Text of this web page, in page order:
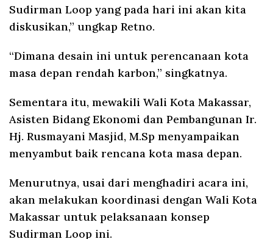
Sudirman Loop yang pada hari ini akan kita
diskusikan,” ungkap Retno.
“Dimana desain ini untuk perencanaan kota
masa depan rendah karbon,” singkatnya.
Sementara itu, mewakili Wali Kota Makassar,
Asisten Bidang Ekonomi dan Pembangunan Ir.
Hj. Rusmayani Masjid, M.Sp menyampaikan
menyambut baik rencana kota masa depan.
Menurutnya, usai dari menghadiri acara ini,
akan melakukan koordinasi dengan Wali Kota
Makassar untuk pelaksanaan konsep
Sudirman Loop ini.